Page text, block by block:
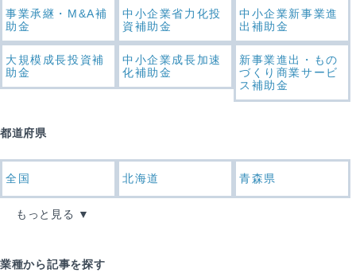
事業承継・M&A補
助金
中小企業省力化投
資補助金
中小企業新事業進
出補助金
大規模成長投資補
助金
中小企業成長加速
化補助金
新事業進出・もの
づくり商業サービ
ス補助金
都道府県
全国 北海道 青森県
もっと見る
業種から記事を探す